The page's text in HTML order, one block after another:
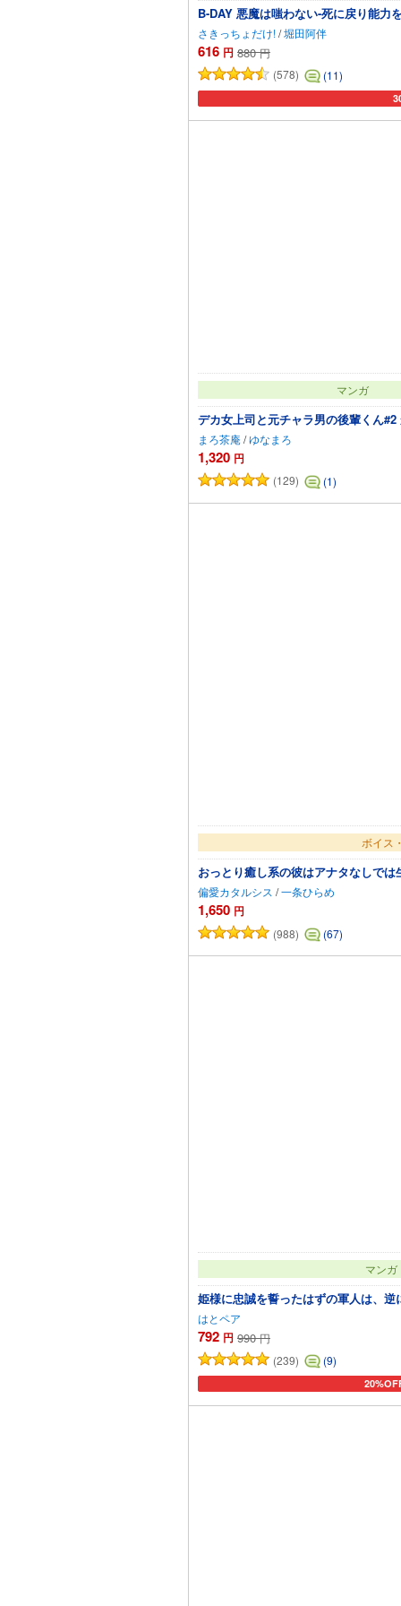
B-DAY 悪魔は嗤わない-死に戻り能力
さきっちょだけ!/堀田阿伴
616 円 880 円
(578)
(11)
カ
マンガ
デカ女上司と元チャラ男の後輩くん
まろ茶庵 /ゆなまろ
1,320 円
(129) (1)
カートに追加
ボイス
おっとり癒し系の彼はアナタなしで
偏愛カタルシス /一条ひらめ
1,650 円
(988) (67)
マンガ
姫様に忠誠を誓ったはずの軍人は、
はとペア
792 円 990 円
(239)
(9)
カートに